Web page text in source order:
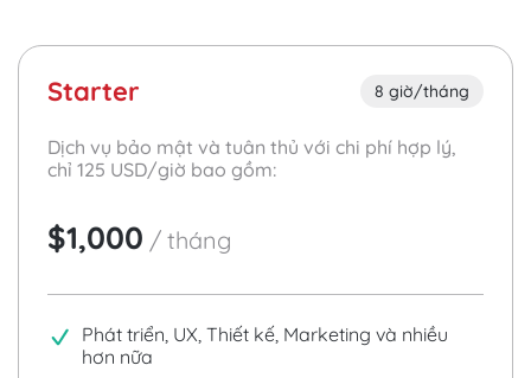
Starter 8 giờ/tháng
Dịch vụ bảo mật và tuân thủ với chi phí hợp lý,
chỉ 125 USD/giờ bao gồm:
$1,000 / tháng
Phát triển, UX, Thiết kế, Marketing và nhiều
hơn nữa